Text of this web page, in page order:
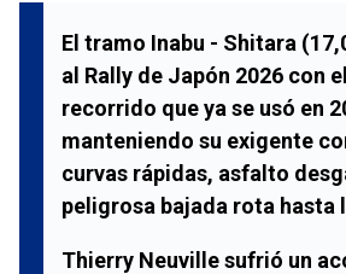
El tramo Inabu - Shitara (
al Rally de Japón 2026 con
recorrido que ya se usó en
manteniendo su exigente
curvas rápidas, asfalto
peligrosa bajada rota hasta
Thierry Neuvillesufrió un